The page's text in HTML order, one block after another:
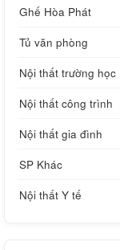
Ghế Hòa Phát
Tủ văn phòng
Nội thất trường học
Nội thất công trình
Nội thất gia đình
SP Khác
Nội thất Y tế